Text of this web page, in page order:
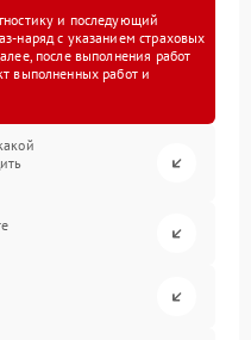
и последующий
наряд с указанием страховых
после выполнения работ
выполненных работ и